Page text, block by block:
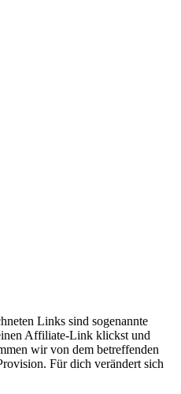
Links sind sogenannte
Affiliate-Link klickst und
wir von dem betreffenden
Für dich verändert sich